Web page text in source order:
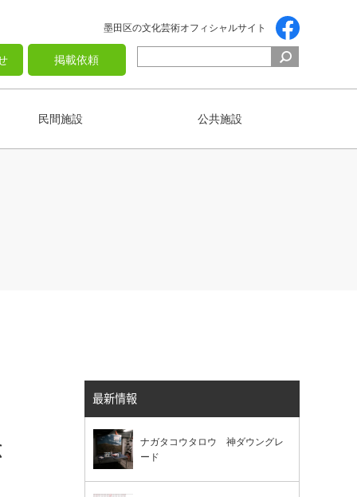
墨田区の文化芸術オフィシャルサイト
掲載依頼
民間施設 公共施設
最新情報
ナガタコウタロウ 神ダウングレ
ード